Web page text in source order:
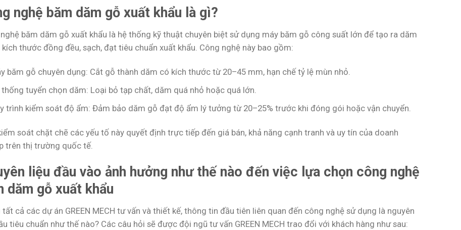
nghệ băm dăm gỗ xuất khẩu là gì?
băm dăm gỗ xuất khẩu là hệ thống kỹ thuật chuyên biệt sử dụng máy băm gỗ công suất lớn để tạo ra dăm
thước đồng đều, sạch, đạt tiêu chuẩn xuất khẩu. Công nghệ này bao gồm:
băm gỗ chuyên dụng: Cắt gỗ thành dăm có kích thước từ 20–45 mm, hạn chế tỷ lệ mùn nhỏ.
thống tuyển chọn dăm: Loại bỏ tạp chất, dăm quá nhỏ hoặc quá lớn.
trình kiểm soát độ ẩm: Đảm bảo dăm gỗ đạt độ ẩm lý tưởng từ 20–25% trước khi đóng gói hoặc vận chuyển.
soát chặt chẽ các yếu tố này quyết định trực tiếp đến giá bán, khả năng cạnh tranh và uy tín của doanh
trên thị trường quốc tế.
liệu đầu vào ảnh hưởng như thế nào đến việc lựa chọn công nghệ
dăm gỗ xuất khẩu
tất cả các dự án GREEN MECH tư vấn và thiết kế, thông tin đầu tiên liên quan đến công nghệ sử dụng là nguyên
tiêu chuẩn như thế nào? Các câu hỏi sẽ được đội ngũ tư vấn GREEN MECH trao đổi với khách hàng như sau: